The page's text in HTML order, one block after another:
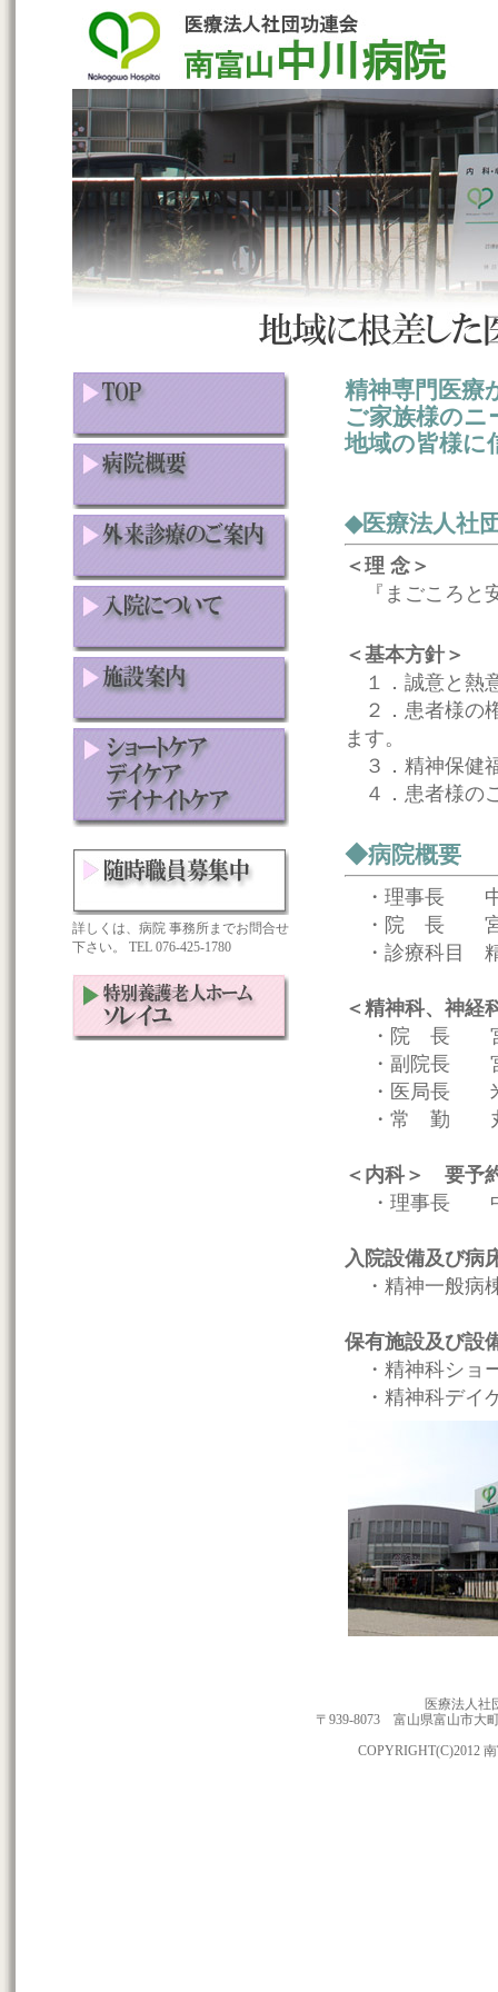
詳しくは、病院 事務所までお問合せ
下さい。 TEL 076-425-1780
精神専門医療
ご家族様の
地域の皆様に
◆医療法人社
＜理 念＞
『まごころと
＜基本方針＞
１．誠意と熱
２．患者様の
ます。
３．精神保健
４．患者様の
◆病院概要
・理事長 中
・院 長 宮
・診療科目 精
＜精神科、神
・院 長 宮津
・副院長 宮
・医局長 米
・常 勤 丸毛
＜内科＞ 要予
・理事長 中
入院設備及び病
・精神一般病
保有施設及び設
・精神科ショ
・精神科デイ
医療法人
〒939-8073 富山県富山市大
COPYRIGHT(C)2012